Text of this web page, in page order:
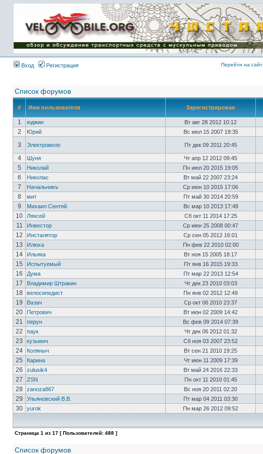
Имя пользователя:
Пароль:
{ LOG_ME_IN_SHORT
}
Вход Регистрация Перейти на сайт
Список форумов
# Имя пользователя Зарегистрирован
1 юджин Вт авг 28 2012 10:12
2
Юрий Вс июл 15 2007 19:35
3
Электровело Пт дек 09 2011 20:45
4
Шуня Чт апр 12 2012 09:45
5
Николай Пн июл 20 2015 19:05
6
Николас Вт май 22 2007 23:24
7
Начальникъ Ср июн 10 2015 17:06
8
мит Пт май 30 2014 20:59
9
Михаил Сентяй Вс мар 10 2013 17:48
10
Ляксей Сб окт 11 2014 17:25
11
Инвестор Ср июн 25 2008 00:47
12
Инсталятор Ср сен 05 2012 16:01
13
Илюха Пн фев 22 2010 02:00
14
Ильяка Вт ноя 15 2005 18:17
15
Испытуемый Пт янв 16 2015 19:33
16
Дума Пт мар 22 2013 12:54
17
Владимир Штракин Чт дек 23 2010 03:03
18
велосипедист Пн янв 02 2012 12:49
19
Вазач Ср окт 06 2010 23:37
20
Петрович Вт июн 02 2009 14:42
21
перун Вс фев 09 2014 07:39
22
паук Чт дек 06 2012 01:32
23
кузьмич Сб ноя 03 2007 23:52
24
Коляныч Вт сен 21 2010 19:25
25
Карина Чт июн 11 2009 17:39
26
zulusik4 Вт май 24 2016 22:33
27
ZSN Пн окт 11 2010 01:45
28
zanoza867 Вс ноя 20 2011 02:20
29
Ульяновский В.В. Пт мар 04 2011 03:30
30
yurok Пн мар 26 2012 09:52
Страница 1 из 17 [ Пользователей: 488 ]
Список форумов